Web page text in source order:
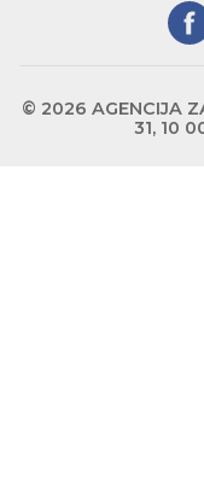
© 2026 AGENCIJA
31, 10